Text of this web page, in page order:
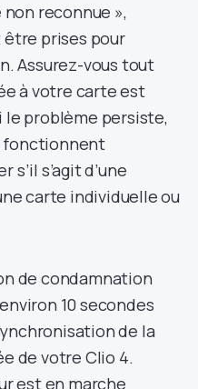
reconnue »,
prises pour
Assurez-vous tout
à votre carte est
problème persiste,
fonctionnent
s’agit d’une
carte individuelle ou
de condamnation
10 secondes
de la
de votre Clio 4.
est en marche